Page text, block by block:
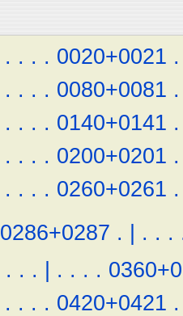
. . . . 0020+0021 .
. . . . 0080+0081 .
. . . . 0140+0141 .
. . . . 0200+0201 .
. . . . 0260+0261 .
0286+0287 . | . . .
. . . | . . . .
. . . . 0420+0421 .